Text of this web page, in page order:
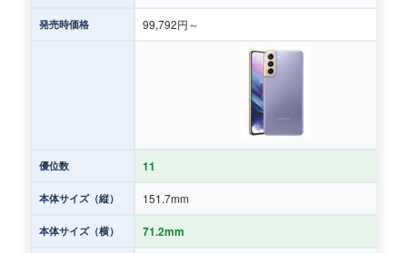
発売時価格 99,792円～
優位数 11
本体サイズ（縦） 151.7mm
本体サイズ（横） 71.2mm